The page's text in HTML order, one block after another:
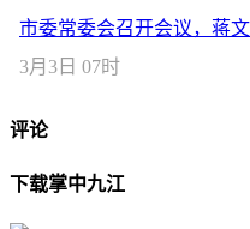
市委常委会召开会议，蒋
3月3日 07时
评论
下载掌中九江